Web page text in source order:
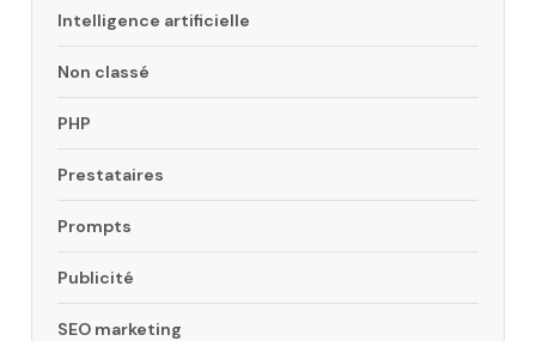
Intelligence artificielle
Non classé
PHP
Prestataires
Prompts
Publicité
SEO marketing